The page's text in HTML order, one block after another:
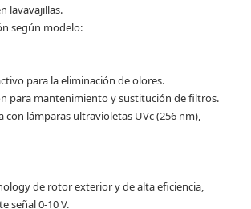
lavavajillas.
según modelo:
para la eliminación de olores.
para mantenimiento y sustitución de filtros.
con lámparas ultravioletas UVc (256 nm),
de rotor exterior y de alta eficiencia,
señal 0-10 V.